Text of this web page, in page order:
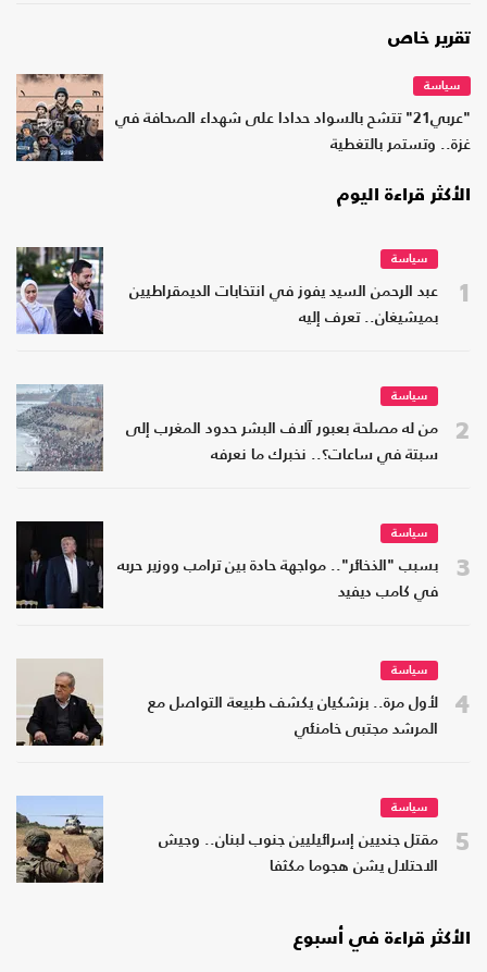
تقرير خاص
سياسة
"عربي21" تتشح بالسواد حدادا على شهداء الصحافة في
غزة.. وتستمر بالتغطية
الأكثر قراءة اليوم
1
سياسة
عبد الرحمن السيد يفوز في انتخابات الديمقراطيين
بميشيغان.. تعرف إليه
2
سياسة
من له مصلحة بعبور آلاف البشر حدود المغرب إلى
سبتة في ساعات؟.. نخبرك ما نعرفه
3
سياسة
بسبب "الذخائر".. مواجهة حادة بين ترامب ووزير حربه
في كامب ديفيد
4
سياسة
لأول مرة.. بزشكيان يكشف طبيعة التواصل مع
المرشد مجتبى خامنئي
5
سياسة
مقتل جنديين إسرائيليين جنوب لبنان.. وجيش
الاحتلال يشن هجوما مكثفا
الأكثر قراءة في أسبوع